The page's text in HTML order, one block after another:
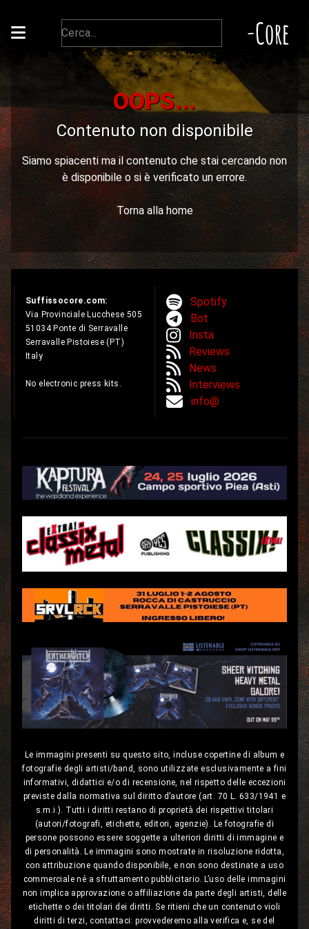
-Core
OOPS...
Contenuto non disponibile
Siamo spiacenti ma il contenuto che stai cercando non
è disponibile o si è verificato un errore.
Torna alla home
Suffissocore.com:
Via Provinciale Lucchese 505
51034 Ponte di Serravalle
Serravalle Pistoiese (PT)
Italy
No electronic press kits.
Spotify
Bot
Insta
Reviews
News
Interviews
info@
Le immagini presenti su questo sito, incluse copertine di album e
fotografie degli artisti/band, sono utilizzate esclusivamente a fini
informativi, didattici e/o di recensione, nel rispetto delle eccezioni
previste dalla normativa sul diritto d’autore (art. 70 L. 633/1941 e
s.m.i.). Tutti i diritti restano di proprietà dei rispettivi titolari
(autori/fotografi, etichette, editori, agenzie). Le fotografie di
persone possono essere soggette a ulteriori diritti di immagine e
di personalità. Le immagini sono mostrate in risoluzione ridotta,
con attribuzione quando disponibile, e non sono destinate a uso
commerciale né a sfruttamento pubblicitario. L’uso delle immagini
non implica approvazione o affiliazione da parte degli artisti, delle
etichette o dei titolari dei diritti. Se ritieni che un contenuto violi
diritti di terzi, contattaci: provvederemo alla verifica e, se del